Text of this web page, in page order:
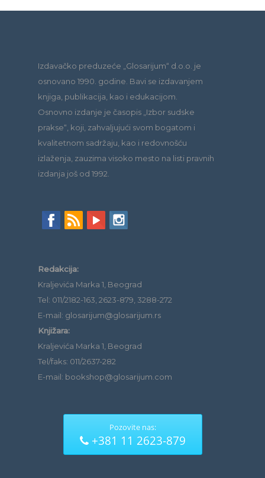
Izdavačko preduzeće „Glosarijum“ d.o.o. je
osnovano 1990. godine. Bavi se izdavanjem
knjiga, publikacija, kao i edukacijom.
Osnovno izdanje je časopis „Izbor sudske
prakse“, koji, zahvaljujući svom bogatom i
kvalitetnom sadržaju, kao i redovnošću
izlaženja, zauzima visoko mesto na listi pravnih
izdanja još od 1992.
Redakcija:
Kraljevića Marka 1, Beograd
Tel: 011/2182-163, 2623-879, 3288-272
E-mail: glosarijum@glosarijum.rs
Knjižara:
Kraljevića Marka 1, Beograd
Tel/faks: 011/2637-282
E-mail: bookshop@glosarijum.com
Pozovite nas:
+381 11 2623-879